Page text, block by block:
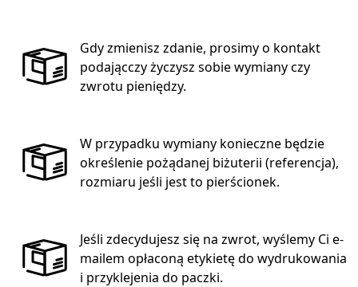
Gdy zmienisz zdanie, prosimy o kontakt
podającczy życzysz sobie wymiany czy
zwrotu pieniędzy.
W przypadku wymiany konieczne będzie
określenie pożądanej biżuterii (referencja),
rozmiaru jeśli jest to pierścionek.
Jeśli zdecydujesz się na zwrot, wyślemy Ci e-
mailem opłaconą etykietę do wydrukowania
i przyklejenia do paczki.